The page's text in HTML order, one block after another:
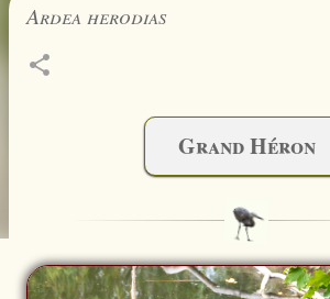
Ardea herodias
Grand Héron